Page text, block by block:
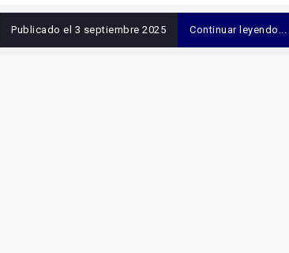
Publicado el 3 septiembre 2025 Continuar leyendo...